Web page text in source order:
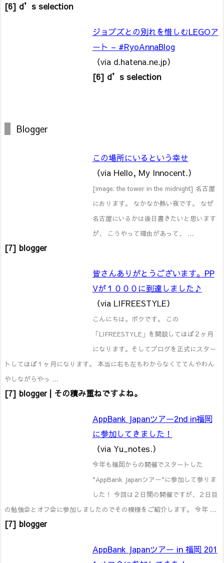
[6] d’s selection
ジョブズとの別れを惜しむLEGOア
ート – #RyoAnnaBlog
（via d.hatena.ne.jp）
[6] d’s selection
Blogger
この場所にいるという幸せ
（via Hello, My Innocent.）
[image: the tower in the midnight] 名古屋
におります。 なかなか熱い夜です。 なぜ
名古屋にいるかは後日書きたいと思います
が、 こうやって理由があって、 …
[7] blogger
皆さんありがとうございます。PP
Vが１０００に到達しました♪
（via LIFREESTYLE）
こんにちは。ボクです。 この
「LIFREESTYLE」を開設してほぼ２ヶ月
になります。そしてブログを正式にスター
トしてほぼ１ヶ月になります。 本当に右も左もわからなくててんやわん
やしながらやっ …
[7] blogger | その積み重ねですよね。
AppBank Japanツアー2nd in福岡
に参加してきました！
（via Yu_notes.）
今年も福岡からの開催でスタートした
*AppBank Japanツアー*に参加して参りま
した！ 今回は２日間の開催ですが、２日目
の勉強会とオフ会に参加しましたのでその模様をご紹介します。 今年 …
[7] blogger
AppBank Japanツアー in 福岡 201